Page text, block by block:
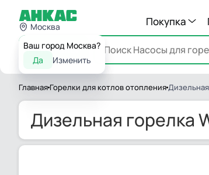
Москва
Ваш город Москва?
Да
Изменить
Покупка
Каталог
Главная Горелки для котлов отопления
Дизельная горелка